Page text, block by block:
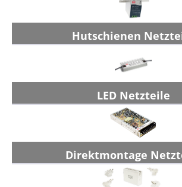
Hutschienen
LED Netzteile
Direktmontage